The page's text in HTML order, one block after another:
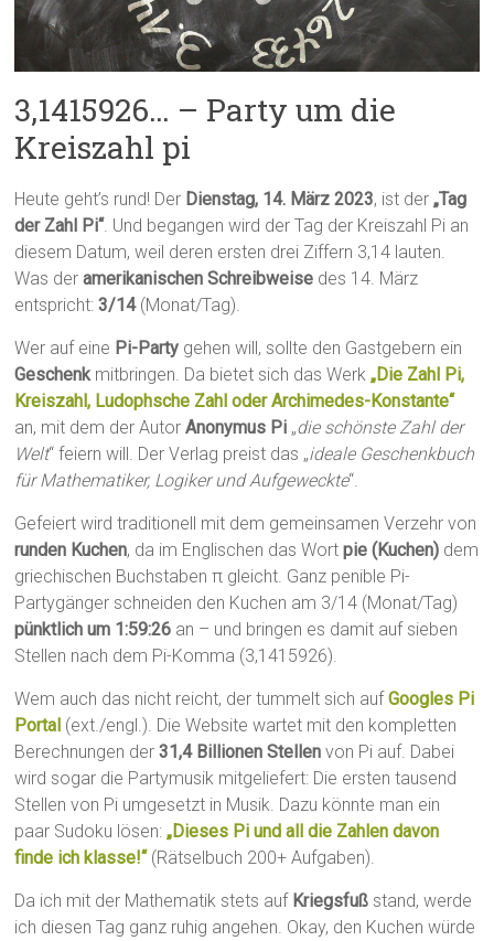
3,1415926… – Party um die
Kreiszahl pi
Heute geht’s rund! Der Dienstag, 14. März 2023, ist der„Tag
der Zahl Pi“. Und begangen wird der Tag der Kreiszahl Pi an
diesem Datum, weil deren ersten drei Ziffern 3,14 lauten.
Was deramerikanischen Schreibweise des 14. März
entspricht:3/14(Monat/Tag).
Wer auf eine Pi-Party gehen will, sollte den Gastgebern ein
Geschenk mitbringen. Da bietet sich das Werk„Die Zahl Pi,
Kreiszahl, Ludophsche Zahl oder Archimedes-Konstante“
an, mit dem der AutorAnonymus Pi „die schönste Zahl der
Welt“ feiern will. Der Verlag preist das „ideale Geschenkbuch
für Mathematiker, Logiker und Aufgeweckte“.
Gefeiert wird traditionell mit dem gemeinsamen Verzehr von
runden Kuchen, da im Englischen das Wortpie (Kuchen) dem
griechischen Buchstaben π gleicht. Ganz penible Pi-
Partygänger schneiden den Kuchen am 3/14 (Monat/Tag)
pünktlich um 1:59:26 an – und bringen es damit auf sieben
Stellen nach dem Pi-Komma (3,1415926).
Wem auch das nicht reicht, der tummelt sich aufGoogles Pi
Portal (ext./engl.). Die Website wartet mit den kompletten
Berechnungen der31,4 Billionen Stellen von Pi auf. Dabei
wird sogar die Partymusik mitgeliefert: Die ersten tausend
Stellen von Pi umgesetzt in Musik. Dazu könnte man ein
paar Sudoku lösen:„Dieses Pi und all die Zahlen davon
finde ich klasse!“(Rätselbuch 200+ Aufgaben).
Da ich mit der Mathematik stets auf Kriegsfuß stand, werde
ich diesen Tag ganz ruhig angehen. Okay, den Kuchen würde